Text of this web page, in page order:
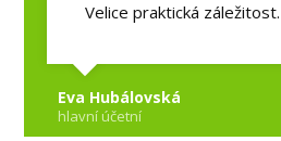
Velice praktická záležitost.
Eva Hubálovská
hlavní účetní